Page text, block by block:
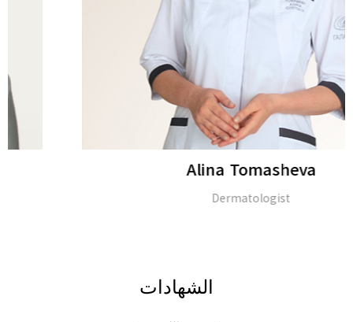
Alina Tomasheva
Dermatologist
الشهادات